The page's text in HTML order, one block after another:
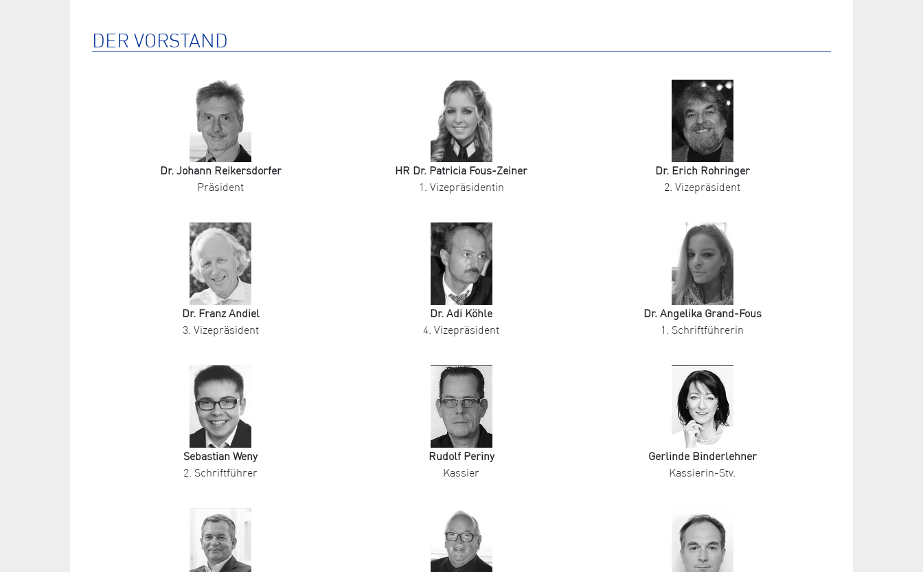
DER VORSTAND
Dr. Johann Reikersdorfer
Präsident
HR Dr. Patricia Fous-Zeiner
1. Vizepräsidentin
Dr. Erich Rohringer
2. Vizepräsident
Dr. Franz Andiel
3. Vizepräsident
Dr. Adi Köhle
4. Vizepräsident
Dr. Angelika Grand-Fous
1. Schriftführerin
Sebastian Weny
2. Schriftführer
Rudolf Periny
Kassier
Gerlinde Binderlehner
Kassierin-Stv.